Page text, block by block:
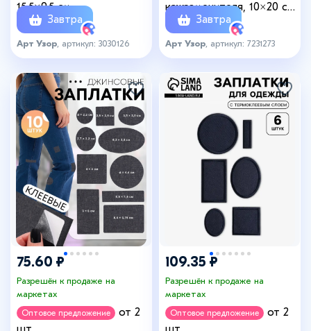
15.5×9.5 см,
термоклеевые, 2 шт.,
тёмно-серые
Завтра
Арт Узор , артикул: 3030126
кожзаменителя, 10×20 см,
чёрнаяЗавтра
Арт Узор , артикул: 7231273
75.60 ₽
Разрешён к продаже на
маркетах
Оптовое предложение
от 2
109.35 ₽
Разрешён к продаже на
маркетах
Оптовое предложение
от 2